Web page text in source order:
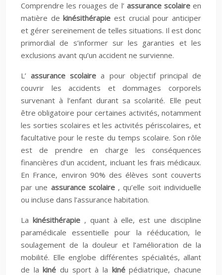
Comprendre les rouages de l’ assurance scolaireen
matière dekinésithérapieest crucial pour anticiper
et gérer sereinement de telles situations. Il est donc
primordial de s’informer sur les garanties et les
exclusions avant qu’un accident ne survienne.
L’assurance scolairea pour objectif principal de
couvrir les accidents et dommages corporels
survenant à l’enfant durant sa scolarité. Elle peut
être obligatoire pour certaines activités, notamment
les sorties scolaires et les activités périscolaires, et
facultative pour le reste du temps scolaire. Son rôle
est de prendre en charge les conséquences
financières d’un accident, incluant les frais médicaux.
En France, environ 90% des élèves sont couverts
par une assurance scolaire , qu’elle soit individuelle
ou incluse dans l’assurance habitation.
La kinésithérapie , quant à elle, est une discipline
paramédicale essentielle pour la rééducation, le
soulagement de la douleur et l’amélioration de la
mobilité. Elle englobe différentes spécialités, allant
de lakinédu sport à la kinépédiatrique, chacune